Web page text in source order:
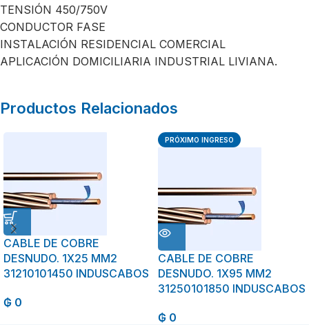
TENSIÓN 450/750V
CONDUCTOR FASE
INSTALACIÓN RESIDENCIAL COMERCIAL
APLICACIÓN DOMICILIARIA INDUSTRIAL LIVIANA.
Productos Relacionados
CABLE DE COBRE
DESNUDO. 1X25 MM2
31210101450 INDUSCABOS
₲ 0
PRÓXIMO INGRESO
CABLE DE COBRE
DESNUDO. 1X95 MM2
31250101850 INDUSCABOS
₲ 0